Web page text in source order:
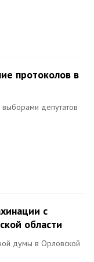
протоколов в
депутатов
с
области
думы в Орловской